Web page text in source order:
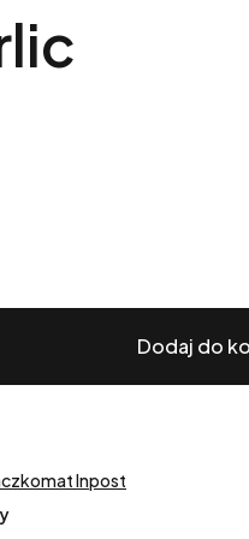
Dodaj do
Inpost